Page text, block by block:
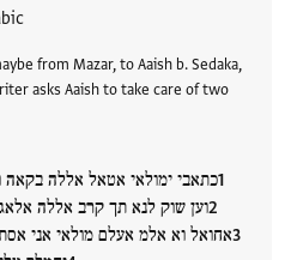
from Mazar, to Aaish b. Sedaka,
asks Aaish to take care of two
כתאבי ימולאי אטאל אללה
וען שוק לנא תך קרב אללה
אחואל וא אלמ אעלם מולאי אני